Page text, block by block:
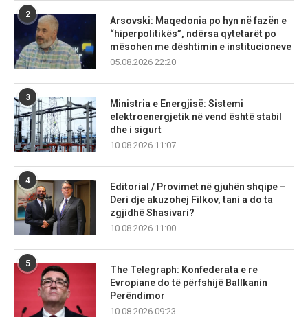
2
Arsovski: Maqedonia po hyn në fazën e
“hiperpolitikës”, ndërsa qytetarët po
mësohen me dështimin e institucioneve
05.08.2026 22:20
3
Ministria e Energjisë: Sistemi
elektroenergjetik në vend është stabil
dhe i sigurt
10.08.2026 11:07
4
Editorial / Provimet në gjuhën shqipe –
Deri dje akuzohej Filkov, tani a do ta
zgjidhë Shasivari?
10.08.2026 11:00
5
The Telegraph: Konfederata e re
Evropiane do të përfshijë Ballkanin
Perëndimor
10.08.2026 09:23